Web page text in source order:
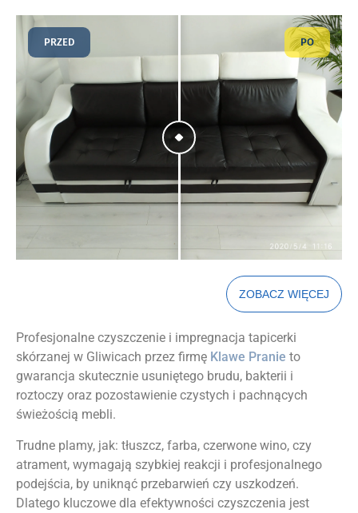
PRZED PO
ZOBACZ WIĘCEJ
Profesjonalne czyszczenie i impregnacja tapicerki
skórzanej w Gliwicach przez firmę Klawe Pranie to
gwarancja skutecznie usuniętego brudu, bakterii i
roztoczy oraz pozostawienie czystych i pachnących
świeżością mebli.
Trudne plamy, jak: tłuszcz, farba, czerwone wino, czy
atrament, wymagają szybkiej reakcji i profesjonalnego
podejścia, by uniknąć przebarwień czy uszkodzeń.
Dlatego kluczowe dla efektywności czyszczenia jest